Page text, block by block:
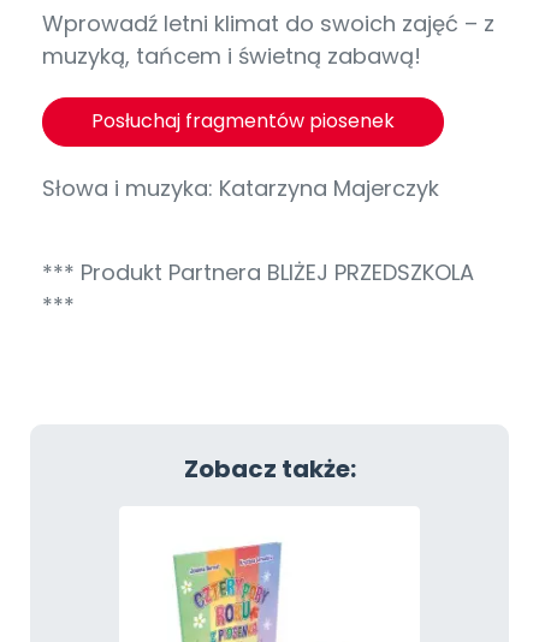
Wprowadź letni klimat do swoich zajęć – z
muzyką, tańcem i świetną zabawą!
Posłuchaj fragmentów piosenek
Słowa i muzyka: Katarzyna Majerczyk
*** Produkt Partnera BLIŻEJ PRZEDSZKOLA
***
Zobacz także: